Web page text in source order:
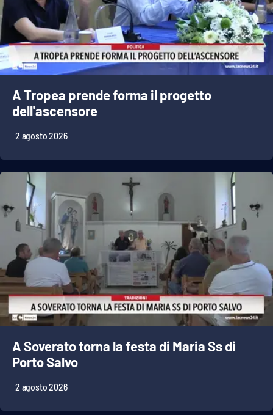
A Tropea prende forma il progetto
dell'ascensore
2 agosto 2026
A Soverato torna la festa di Maria Ss di
Porto Salvo
2 agosto 2026